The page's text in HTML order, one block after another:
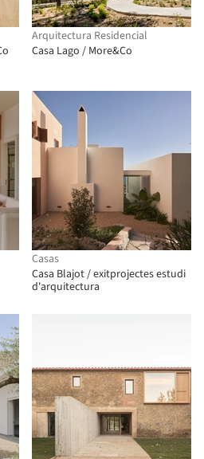
Arquitectura Residencial
Casa Lago / More&Co
Casas
Casa Blajot / exitprojectes estudi
d'arquitectura